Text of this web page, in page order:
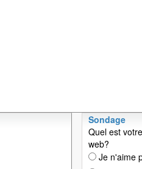
Sondage
Quel est
web?
Je n'aime